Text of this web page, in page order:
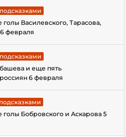
Василевского, Тарасова,
февраля
и еще пять
6 февраля
Бобровского и Аскарова 5